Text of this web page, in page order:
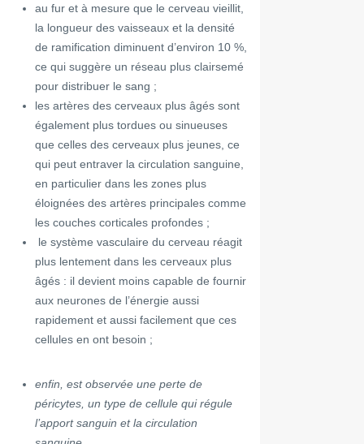
au fur et à mesure que le cerveau vieillit,
la longueur des vaisseaux et la densité
de ramification diminuent d’environ 10 %,
ce qui suggère un réseau plus clairsemé
pour distribuer le sang ;
les artères des cerveaux plus âgés sont
également plus tordues ou sinueuses
que celles des cerveaux plus jeunes, ce
qui peut entraver la circulation sanguine,
en particulier dans les zones plus
éloignées des artères principales comme
les couches corticales profondes ;
le système vasculaire du cerveau réagit
plus lentement dans les cerveaux plus
âgés : il devient moins capable de fournir
aux neurones de l’énergie aussi
rapidement et aussi facilement que ces
cellules en ont besoin ;
enfin, est observée une perte de
péricytes, un type de cellule qui régule
l’apport sanguin et la circulation